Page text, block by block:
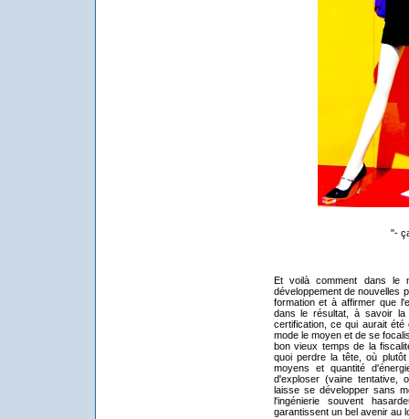
"-
Et voilà comment dans le
développement de nouvelles
formation et à affirmer que
dans le résultat, à savoir la
certification, ce qui aurait
mode le moyen et de se
bon vieux temps de la
quoi perdre la tête, où
moyens et quantité
d'exploser (vaine tentative,
laisse se développer sans
l'ingénierie souvent
garantissent un bel avenir au